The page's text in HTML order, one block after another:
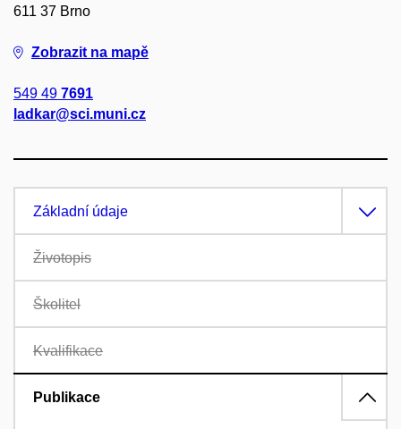
611 37 Brno
Zobrazit na mapě
549 49 7691
ladkar@sci.muni.cz
Základní údaje
Životopis
Školitel
Kvalifikace
Publikace